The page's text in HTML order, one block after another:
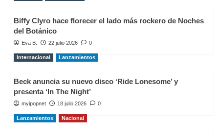
Biffy Clyro hace florecer el lado más rockero de Noches
del Botánico
Eva B. 22 julio 2026 0
Internacional Lanzamientos
Beck anuncia su nuevo disco ‘Ride Lonesome’ y
presenta ‘In The Night’
myipopnet 18 julio 2026 0
Lanzamientos Nacional